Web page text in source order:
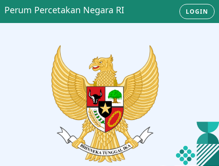
Perum Percetakan Negara RI LOGIN